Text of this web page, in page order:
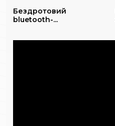
Бездротовий
bluetooth-...